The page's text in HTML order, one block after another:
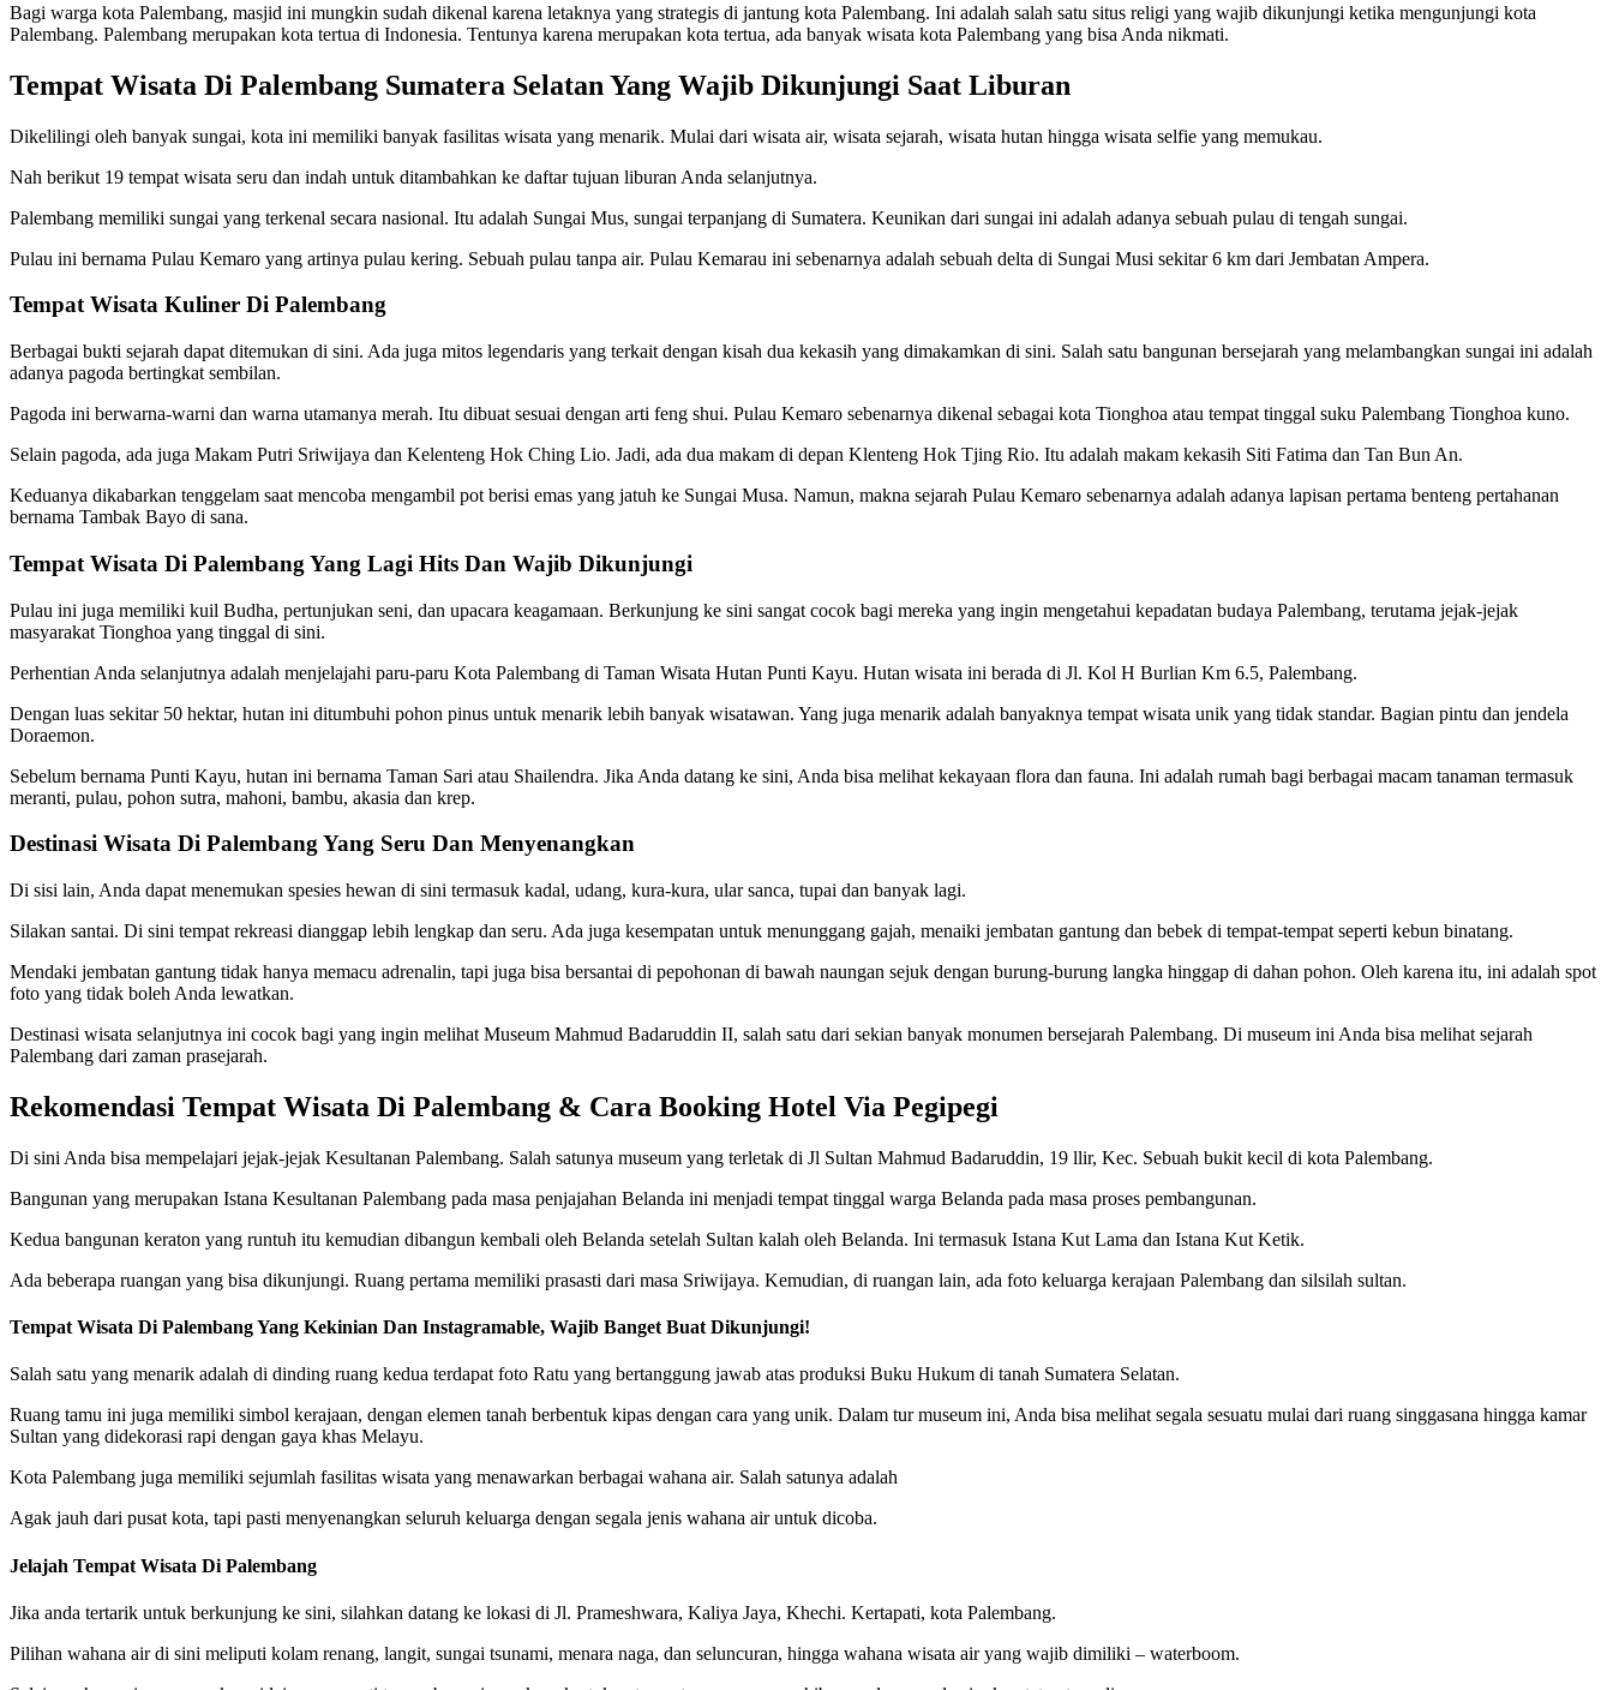
Bagi warga kota Palembang, masjid ini mungkin sudah dikenal karena letaknya yang strategis di jantung kota Palembang. Ini adalah salah satu situs religi yang wajib dikunjungi ketika mengunjungi kota
Palembang. Palembang merupakan kota tertua di Indonesia. Tentunya karena merupakan kota tertua, ada banyak wisata kota Palembang yang bisa Anda nikmati.
Tempat Wisata Di Palembang Sumatera Selatan Yang Wajib Dikunjungi Saat Liburan
Dikelilingi oleh banyak sungai, kota ini memiliki banyak fasilitas wisata yang menarik. Mulai dari wisata air, wisata sejarah, wisata hutan hingga wisata selfie yang memukau.
Nah berikut 19 tempat wisata seru dan indah untuk ditambahkan ke daftar tujuan liburan Anda selanjutnya.
Palembang memiliki sungai yang terkenal secara nasional. Itu adalah Sungai Mus, sungai terpanjang di Sumatera. Keunikan dari sungai ini adalah adanya sebuah pulau di tengah sungai.
Pulau ini bernama Pulau Kemaro yang artinya pulau kering. Sebuah pulau tanpa air. Pulau Kemarau ini sebenarnya adalah sebuah delta di Sungai Musi sekitar 6 km dari Jembatan Ampera.
Tempat Wisata Kuliner Di Palembang
Berbagai bukti sejarah dapat ditemukan di sini. Ada juga mitos legendaris yang terkait dengan kisah dua kekasih yang dimakamkan di sini. Salah satu bangunan bersejarah yang melambangkan sungai ini adalah
adanya pagoda bertingkat sembilan.
Pagoda ini berwarna-warni dan warna utamanya merah. Itu dibuat sesuai dengan arti feng shui. Pulau Kemaro sebenarnya dikenal sebagai kota Tionghoa atau tempat tinggal suku Palembang Tionghoa kuno.
Selain pagoda, ada juga Makam Putri Sriwijaya dan Kelenteng Hok Ching Lio. Jadi, ada dua makam di depan Klenteng Hok Tjing Rio. Itu adalah makam kekasih Siti Fatima dan Tan Bun An.
Keduanya dikabarkan tenggelam saat mencoba mengambil pot berisi emas yang jatuh ke Sungai Musa. Namun, makna sejarah Pulau Kemaro sebenarnya adalah adanya lapisan pertama benteng pertahanan
bernama Tambak Bayo di sana.
Tempat Wisata Di Palembang Yang Lagi Hits Dan Wajib Dikunjungi
Pulau ini juga memiliki kuil Budha, pertunjukan seni, dan upacara keagamaan. Berkunjung ke sini sangat cocok bagi mereka yang ingin mengetahui kepadatan budaya Palembang, terutama jejak-jejak
masyarakat Tionghoa yang tinggal di sini.
Perhentian Anda selanjutnya adalah menjelajahi paru-paru Kota Palembang di Taman Wisata Hutan Punti Kayu. Hutan wisata ini berada di Jl. Kol H Burlian Km 6.5, Palembang.
Dengan luas sekitar 50 hektar, hutan ini ditumbuhi pohon pinus untuk menarik lebih banyak wisatawan. Yang juga menarik adalah banyaknya tempat wisata unik yang tidak standar. Bagian pintu dan jendela
Doraemon.
Sebelum bernama Punti Kayu, hutan ini bernama Taman Sari atau Shailendra. Jika Anda datang ke sini, Anda bisa melihat kekayaan flora dan fauna. Ini adalah rumah bagi berbagai macam tanaman termasuk
meranti, pulau, pohon sutra, mahoni, bambu, akasia dan krep.
Destinasi Wisata Di Palembang Yang Seru Dan Menyenangkan
Di sisi lain, Anda dapat menemukan spesies hewan di sini termasuk kadal, udang, kura-kura, ular sanca, tupai dan banyak lagi.
Silakan santai. Di sini tempat rekreasi dianggap lebih lengkap dan seru. Ada juga kesempatan untuk menunggang gajah, menaiki jembatan gantung dan bebek di tempat-tempat seperti kebun binatang.
Mendaki jembatan gantung tidak hanya memacu adrenalin, tapi juga bisa bersantai di pepohonan di bawah naungan sejuk dengan burung-burung langka hinggap di dahan pohon. Oleh karena itu, ini adalah spot
foto yang tidak boleh Anda lewatkan.
Destinasi wisata selanjutnya ini cocok bagi yang ingin melihat Museum Mahmud Badaruddin II, salah satu dari sekian banyak monumen bersejarah Palembang. Di museum ini Anda bisa melihat sejarah
Palembang dari zaman prasejarah.
Rekomendasi Tempat Wisata Di Palembang & Cara Booking Hotel Via Pegipegi
Di sini Anda bisa mempelajari jejak-jejak Kesultanan Palembang. Salah satunya museum yang terletak di Jl Sultan Mahmud Badaruddin, 19 llir, Kec. Sebuah bukit kecil di kota Palembang.
Bangunan yang merupakan Istana Kesultanan Palembang pada masa penjajahan Belanda ini menjadi tempat tinggal warga Belanda pada masa proses pembangunan.
Kedua bangunan keraton yang runtuh itu kemudian dibangun kembali oleh Belanda setelah Sultan kalah oleh Belanda. Ini termasuk Istana Kut Lama dan Istana Kut Ketik.
Ada beberapa ruangan yang bisa dikunjungi. Ruang pertama memiliki prasasti dari masa Sriwijaya. Kemudian, di ruangan lain, ada foto keluarga kerajaan Palembang dan silsilah sultan.
Tempat Wisata Di Palembang Yang Kekinian Dan Instagramable, Wajib Banget Buat Dikunjungi!
Salah satu yang menarik adalah di dinding ruang kedua terdapat foto Ratu yang bertanggung jawab atas produksi Buku Hukum di tanah Sumatera Selatan.
Ruang tamu ini juga memiliki simbol kerajaan, dengan elemen tanah berbentuk kipas dengan cara yang unik. Dalam tur museum ini, Anda bisa melihat segala sesuatu mulai dari ruang singgasana hingga kamar
Sultan yang didekorasi rapi dengan gaya khas Melayu.
Kota Palembang juga memiliki sejumlah fasilitas wisata yang menawarkan berbagai wahana air. Salah satunya adalah
Agak jauh dari pusat kota, tapi pasti menyenangkan seluruh keluarga dengan segala jenis wahana air untuk dicoba.
Jelajah Tempat Wisata Di Palembang
Jika anda tertarik untuk berkunjung ke sini, silahkan datang ke lokasi di Jl. Prameshwara, Kaliya Jaya, Khechi. Kertapati, kota Palembang.
Pilihan wahana air di sini meliputi kolam renang, langit, sungai tsunami, menara naga, dan seluncuran, hingga wahana wisata air yang wajib dimiliki – waterboom.